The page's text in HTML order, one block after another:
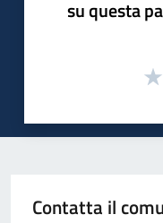
su questa
Contatta il